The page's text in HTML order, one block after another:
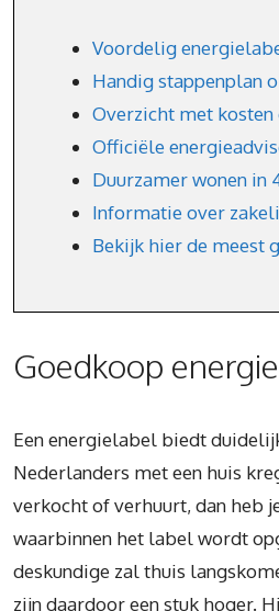
Voordelig
Handig stappenplan
Overzicht met
Officiële
Duurzamer wonen in
Informatie over
Bekijk hier de meest
Goedkoop
Een energielabel biedt
Nederlanders met een huis
verkocht of verhuurt, dan heb
waarbinnen het label wordt
deskundige zal thuis
zijn daardoor een stuk hoger.